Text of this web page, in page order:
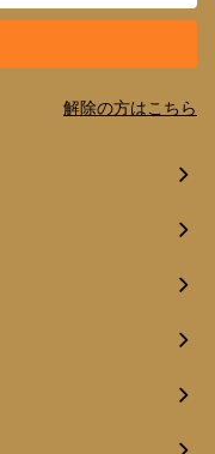
解除の方はこちら